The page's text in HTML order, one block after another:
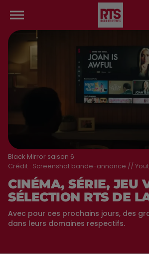
Black Mirror saison 6
Crédit : Screenshot bande-annonce //
CINÉMA, SÉRIE, JEU
SÉLECTION RTS DE
Avec pour ces prochains jours, des
dans leurs domaines respectifs.